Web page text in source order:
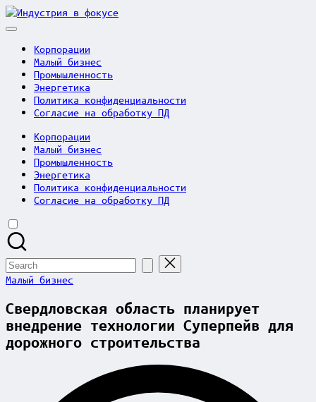
Skip
to
Индустрия
Корпорации
Малый бизнес
Промышленность
Энергетика
Политика конфиденциальности
Согласие на обработку ПД
Корпорации
Малый бизнес
Промышленность
Энергетика
Политика конфиденциальности
Согласие на обработку ПД
Search
for:
Posted
Малый бизнес
Свердловская область планирует
внедрение технологии Суперпейв для
дорожного строительства